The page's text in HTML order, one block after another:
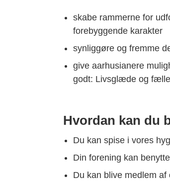
skabe rammerne for
forebyggende karakter
synliggøre og fremme
give aarhusianere
godt: Livsglæde og
Hvordan kan du
Du kan spise i vores
Din forening kan benytte
Du kan blive medlem af